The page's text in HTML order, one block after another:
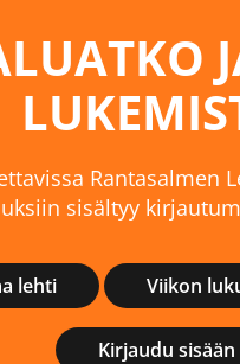
Rantasalmen
sisältyy
lehti Viikon
Kirjaudu sisään